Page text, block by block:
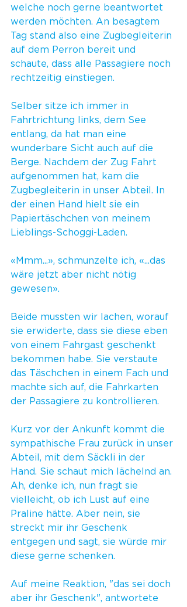
welche noch gerne beantwortet
werden möchten. An besagtem
Tag stand also eine Zugbegleiterin
auf dem Perron bereit und
schaute, dass alle Passagiere noch
rechtzeitig einstiegen.
Selber sitze ich immer in
Fahrtrichtung links, dem See
entlang, da hat man eine
wunderbare Sicht auch auf die
Berge. Nachdem der Zug Fahrt
aufgenommen hat, kam die
Zugbegleiterin in unser Abteil. In
der einen Hand hielt sie ein
Papiertäschchen von meinem
Lieblings-Schoggi-Laden.
«Mmm...», schmunzelte ich, «...das
wäre jetzt aber nicht nötig
gewesen».
Beide mussten wir lachen, worauf
sie erwiderte, dass sie diese eben
von einem Fahrgast geschenkt
bekommen habe. Sie verstaute
das Täschchen in einem Fach und
machte sich auf, die Fahrkarten
der Passagiere zu kontrollieren.
Kurz vor der Ankunft kommt die
sympathische Frau zurück in unser
Abteil, mit dem Säckli in der
Hand. Sie schaut mich lächelnd an.
Ah, denke ich, nun fragt sie
vielleicht, ob ich Lust auf eine
Praline hätte. Aber nein, sie
streckt mir ihr Geschenk
entgegen und sagt, sie würde mir
diese gerne schenken.
Auf meine Reaktion, "das sei doch
aber ihr Geschenk", antwortete